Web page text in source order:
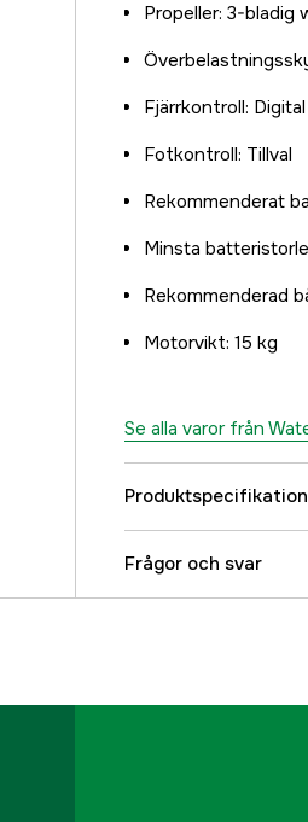
Propeller: 3-bladig
Fjärrkontroll:
Fotkontroll: Tillval
Rekommenderat
Minsta
Rekommenderad
Motorvikt: 15 kg
Se alla varor från
Referensnummer
Frågor och svar